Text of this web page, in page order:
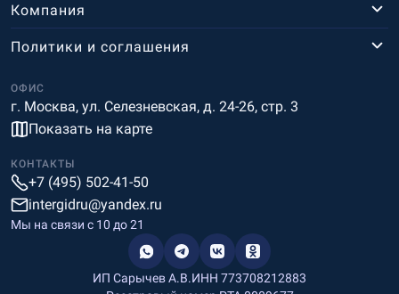
Компания
ОФИС
г. Москва, ул. Селезневская, д. 24-26, стр. 3
Показать на карте
Политики и соглашения
КОНТАКТЫ
+7 (495) 502-41-50
intergidru@yandex.ru
Мы на связи c 10 до 21
ИП Сарычев А.В.ИНН 773708212883